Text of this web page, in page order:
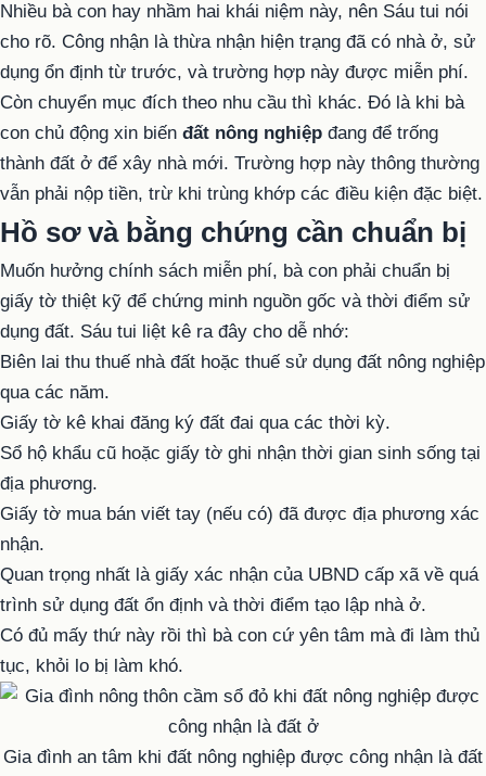
Nhiều bà con hay nhầm hai khái niệm này, nên Sáu tui nói
cho rõ. Công nhận là thừa nhận hiện trạng đã có nhà ở, sử
dụng ổn định từ trước, và trường hợp này được miễn phí.
Còn chuyển mục đích theo nhu cầu thì khác. Đó là khi bà
con chủ động xin biến đất nông nghiệp đang để trống
thành đất ở để xây nhà mới. Trường hợp này thông thường
vẫn phải nộp tiền, trừ khi trùng khớp các điều kiện đặc biệt.
Hồ sơ và bằng chứng cần chuẩn bị
Muốn hưởng chính sách miễn phí, bà con phải chuẩn bị
giấy tờ thiệt kỹ để chứng minh nguồn gốc và thời điểm sử
dụng đất. Sáu tui liệt kê ra đây cho dễ nhớ:
Biên lai thu thuế nhà đất hoặc thuế sử dụng đất nông nghiệp
qua các năm.
Giấy tờ kê khai đăng ký đất đai qua các thời kỳ.
Sổ hộ khẩu cũ hoặc giấy tờ ghi nhận thời gian sinh sống tại
địa phương.
Giấy tờ mua bán viết tay (nếu có) đã được địa phương xác
nhận.
Quan trọng nhất là giấy xác nhận của UBND cấp xã về quá
trình sử dụng đất ổn định và thời điểm tạo lập nhà ở.
Có đủ mấy thứ này rồi thì bà con cứ yên tâm mà đi làm thủ
tục, khỏi lo bị làm khó.
Gia đình an tâm khi đất nông nghiệp được công nhận là đất